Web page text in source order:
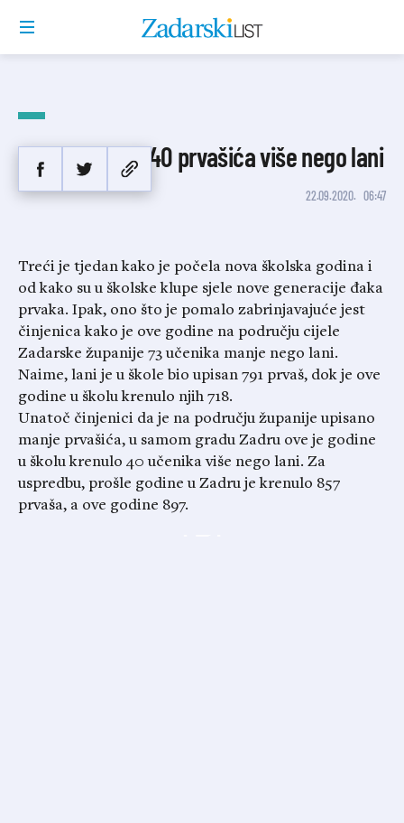
U gradu Zadru 40 prvašića više nego lani
22.09.2020. 06:47
Treći je tjedan kako je počela nova školska godina i
od kako su u školske klupe sjele nove generacije đaka
prvaka. Ipak, ono što je pomalo zabrinjavajuće jest
činjenica kako je ove godine na području cijele
Zadarske županije 73 učenika manje nego lani.
Naime, lani je u škole bio upisan 791 prvaš, dok je ove
godine u školu krenulo njih 718.
Unatoč činjenici da je na području županije upisano
manje prvašića, u samom gradu Zadru ove je godine
u školu krenulo 40 učenika više nego lani. Za
uspredbu, prošle godine u Zadru je krenulo 857
prvaša, a ove godine 897.